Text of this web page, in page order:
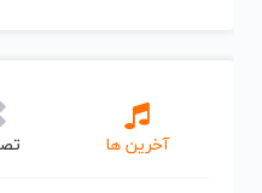
آخرین ها